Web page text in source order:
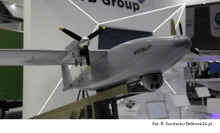
Fot. R. Surdacki/Defence24.pl.